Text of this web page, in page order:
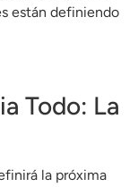
están definiendo
Todo: La
la próxima